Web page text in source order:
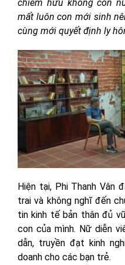
chiếm hữu không còn
mất luôn con mới sinh
cùng mới quyết định ly
Hiện tại, Phi Thanh Vân
trai và không nghĩ đến
tin kinh tế bản thân đủ
con của mình. Nữ diễn
dẫn, truyền đạt kinh
doanh cho các bạn trẻ.